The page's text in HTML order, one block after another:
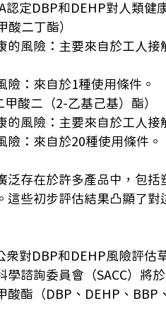
認定DBP和DEHP對人類健
酸二丁酯）
的風險：主要來自於工人
險：來自於1種使用條件。
酸二（2-乙基己基）酯）
的風險：主要來自於工人接
險：來自於20種使用條件。
泛存在於許多產品中，包
這些初步評估結果凸顯了
眾對DBP和DEHP風險評
學諮詢委員會（SACC）將
酸酯（DBP、DEHP、